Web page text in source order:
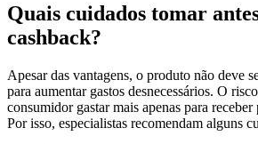
Quais cuidados tomar
cashback?
Apesar das vantagens, o produto não deve
para aumentar gastos desnecessários. O
consumidor gastar mais apenas para
Por isso, especialistas recomendam alguns